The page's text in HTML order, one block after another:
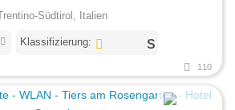
Südtirol, Italien
Klassifizierung:
110